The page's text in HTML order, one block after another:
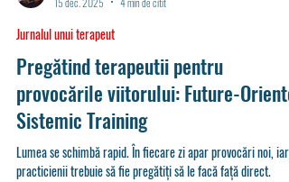
Psiholog Principal Diana Ciubotaru
Jurnalul unui terapeut
Pregătind terapeutii pentru
provocările viitorului: Future-
Sistemic Training